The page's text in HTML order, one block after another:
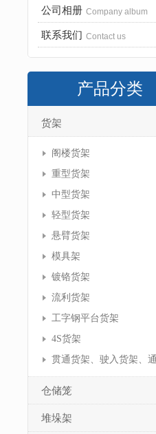
公司相册 Company album
联系我们 Contact us
产品分类
货架
阁楼货架
重型货架
中型货架
轻型货架
悬臂货架
模具架
镀铬货架
流利货架
工字钢平台货架
4S货架
仓储笼
堆垛架